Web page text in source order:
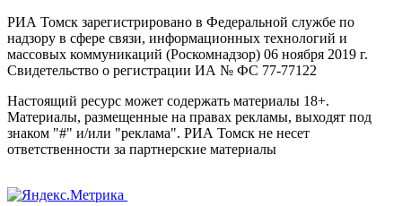
РИА Томск зарегистрировано в Федеральной службе по
надзору в сфере связи, информационных технологий и
массовых коммуникаций (Роскомнадзор) 06 ноября 2019 г.
Свидетельство о регистрации ИА № ФС 77-77122
Настоящий ресурс может содержать материалы 18+.
Материалы, размещенные на правах рекламы, выходят под
знаком "#" и/или "реклама". РИА Томск не несет
ответственности за партнерские материалы